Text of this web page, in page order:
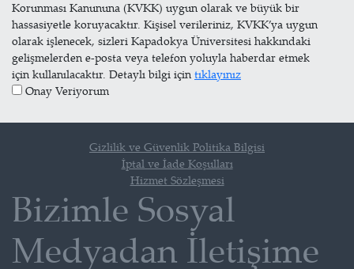
Korunması Kanununa (KVKK) uygun olarak ve büyük bir
hassasiyetle koruyacaktır. Kişisel verileriniz, KVKK’ya uygun
olarak işlenecek, sizleri Kapadokya Üniversitesi hakkındaki
gelişmelerden e-posta veya telefon yoluyla haberdar etmek
için kullanılacaktır. Detaylı bilgi için tıklayınız
Onay Veriyorum
Gizlilik ve Güvenlik Politika Bilgisi
İptal ve İade Koşulları
Hizmet Sözleşmesi
Bizimle Sosyal
Medyadan İletişime